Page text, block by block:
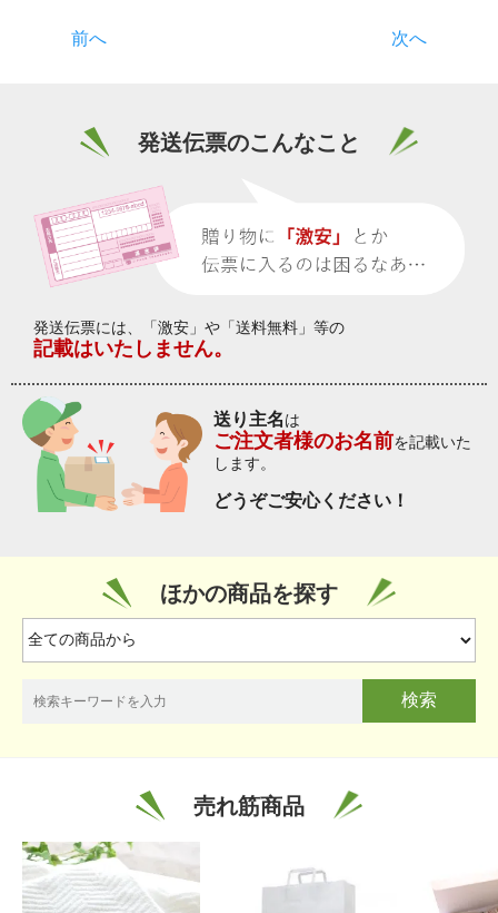
前へ 次へ
発送伝票のこんなこと
発送伝票には、「激安」や「送料無料」等の
記載はいたしません。
送り主名は
ご注文者様のお名前を記載いた
します。
どうぞご安心ください！
ほかの商品を探す
検索
売れ筋商品